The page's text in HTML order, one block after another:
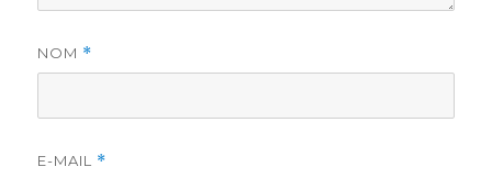
NOM *
E-MAIL *